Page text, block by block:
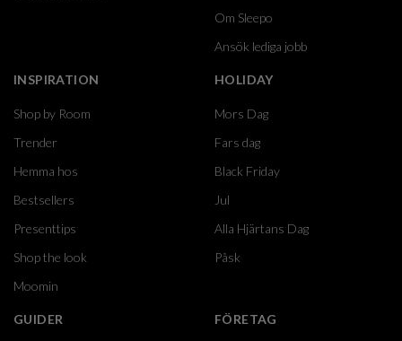
Om Sleepo
Ansök lediga jobb
INSPIRATION
Shop by Room
Trender
Hemma hos
Bestsellers
Presenttips
Shop the look
Moomin
HOLIDAY
Mors Dag
Fars dag
Black Friday
Jul
Alla Hjärtans Dag
Påsk
GUIDER FÖRETAG